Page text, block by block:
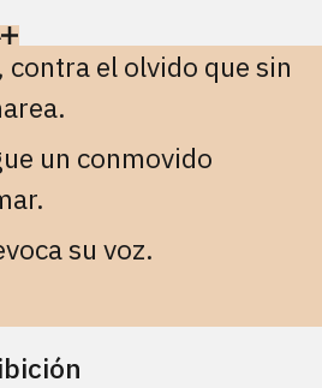
el olvido que sin
un conmovido
su voz.